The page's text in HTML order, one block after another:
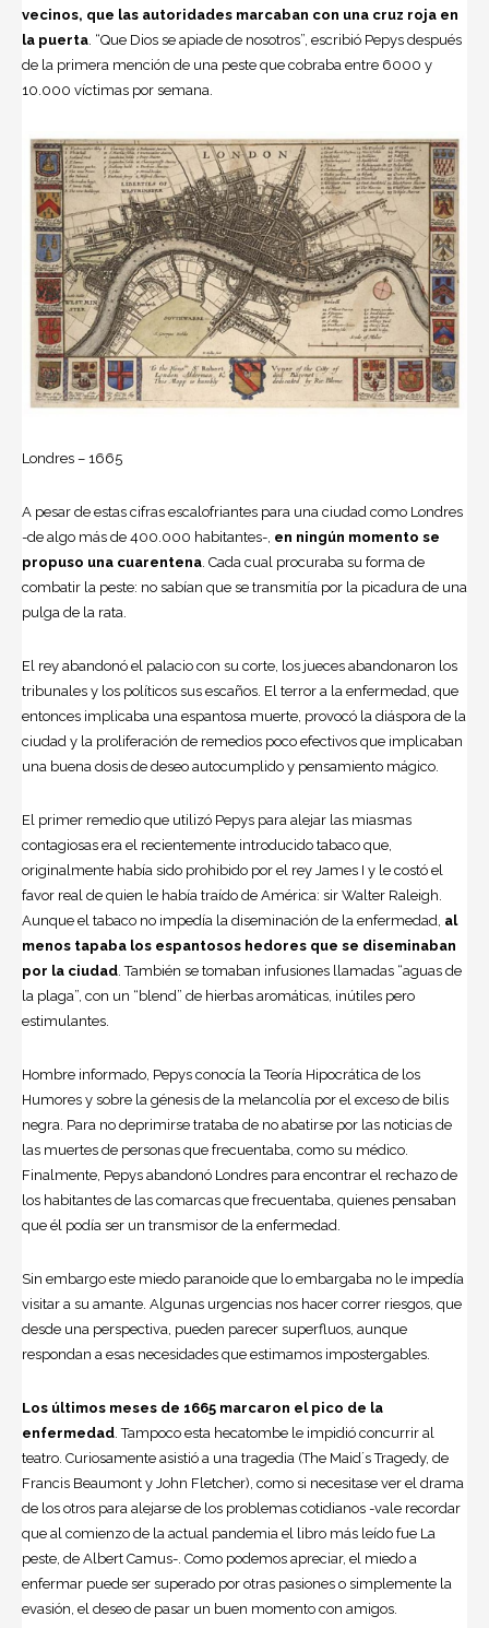
vecinos, que las autoridades marcaban con una cruz roja en
la puerta. “Que Dios se apiade de nosotros”, escribió Pepys después
de la primera mención de una peste que cobraba entre 6000 y
10.000 víctimas por semana.
Londres – 1665
A pesar de estas cifras escalofriantes para una ciudad como Londres
-de algo más de 400.000 habitantes-, en ningún momento se
propuso una cuarentena . Cada cual procuraba su forma de
combatir la peste: no sabían que se transmitía por la picadura de una
pulga de la rata.
El rey abandonó el palacio con su corte, los jueces abandonaron los
tribunales y los políticos sus escaños. El terror a la enfermedad, que
entonces implicaba una espantosa muerte, provocó la diáspora de la
ciudad y la proliferación de remedios poco efectivos que implicaban
una buena dosis de deseo autocumplido y pensamiento mágico.
El primer remedio que utilizó Pepys para alejar las miasmas
contagiosas era el recientemente introducido tabaco que,
originalmente había sido prohibido por el rey James I y le costó el
favor real de quien le había traído de América: sir Walter Raleigh.
Aunque el tabaco no impedía la diseminación de la enfermedad, al
menos tapaba los espantosos hedores que se diseminaban
por la ciudad . También se tomaban infusiones llamadas “aguas de
la plaga”, con un “blend” de hierbas aromáticas, inútiles pero
estimulantes.
Hombre informado, Pepys conocía la Teoría Hipocrática de los
Humores y sobre la génesis de la melancolía por el exceso de bilis
negra. Para no deprimirse trataba de no abatirse por las noticias de
las muertes de personas que frecuentaba, como su médico.
Finalmente, Pepys abandonó Londres para encontrar el rechazo de
los habitantes de las comarcas que frecuentaba, quienes pensaban
que él podía ser un transmisor de la enfermedad.
Sin embargo este miedo paranoide que lo embargaba no le impedía
visitar a su amante. Algunas urgencias nos hacer correr riesgos, que
desde una perspectiva, pueden parecer superfluos, aunque
respondan a esas necesidades que estimamos impostergables.
Los últimos meses de 1665 marcaron el pico de la
enfermedad . Tampoco esta hecatombe le impidió concurrir al
teatro. Curiosamente asistió a una tragedia (The Maid´s Tragedy, de
Francis Beaumont y John Fletcher), como si necesitase ver el drama
de los otros para alejarse de los problemas cotidianos -vale recordar
que al comienzo de la actual pandemia el libro más leído fue La
peste, de Albert Camus-. Como podemos apreciar, el miedo a
enfermar puede ser superado por otras pasiones o simplemente la
evasión, el deseo de pasar un buen momento con amigos.